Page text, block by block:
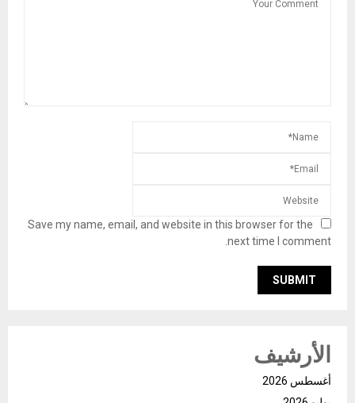
Save my name, email, and website in this browser for the
next time I comment.
الأرشيف
أغسطس 2026